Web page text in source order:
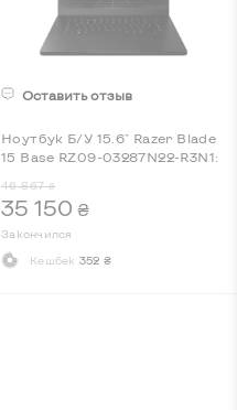
Оставить отзыв
Ноутбук Б/У 15.6" Razer Blade
15 Base RZ09-03287N22-R3N1:
GeForce RTX 2070 Max-Q, IPS,
Full HD, Key Light
46 867 ₴
35 150 ₴
Закончился
Кешбек 352 ₴